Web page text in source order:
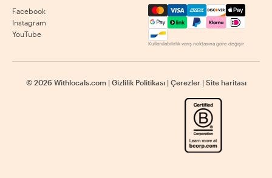
Facebook
Instagram
YouTube
Mastercard, Visa, Amex,
Kullanılabilirlik varış noktasına göre değişir
© 2026 Withlocals.com | Gizlilik Politikası | Çerezler | Site haritası